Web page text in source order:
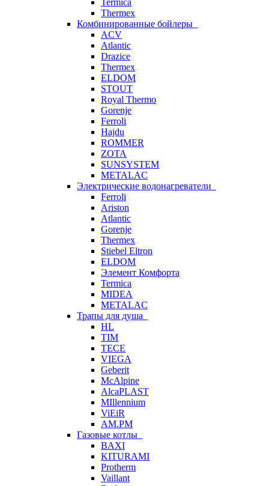
Termica
Thermex
Комбинированные бойлеры
ACV
Atlantic
Drazice
Thermex
ELDOM
STOUT
Royal Thermo
Gorenje
Ferroli
Hajdu
ROMMER
ZOTA
SUNSYSTEM
METALAC
Электрические водонагреватели
Ferroli
Ariston
Atlantic
Gorenje
Thermex
Stiebel Eltron
ELDOM
Элемент Комфорта
Termica
MIDEA
METALAC
Трапы для душа
HL
TIM
TECE
VIEGA
Geberit
McAlpine
AlcaPLAST
MIllennium
ViEiR
AM.PM
Газовые котлы
BAXI
KITURAMI
Protherm
Vaillant